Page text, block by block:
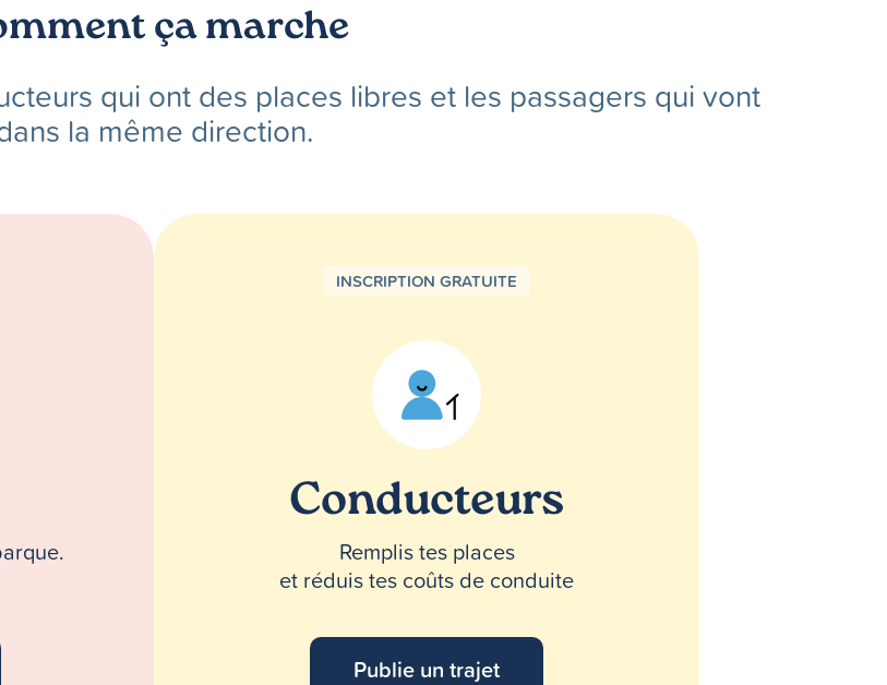
ça marche
qui ont des places libres et les passagers qui vont
la même direction.
INSCRIPTION GRATUITE
Conducteurs
Remplis tes places
et réduis tes coûts de conduite
Publie un trajet